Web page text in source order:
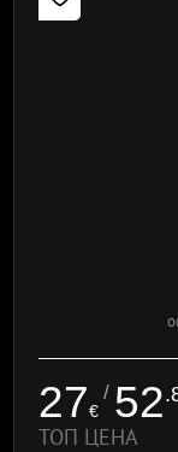
27€
/ 52
ТОП ЦЕНА